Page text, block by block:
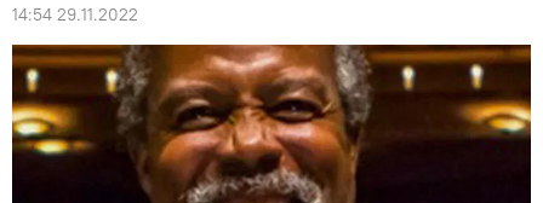
14:54 29.11.2022